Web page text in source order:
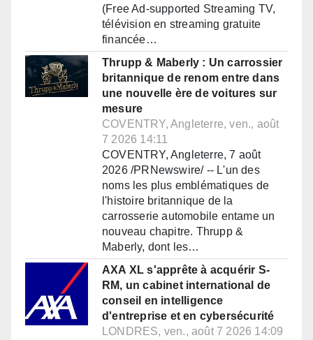
(Free Ad-supported Streaming TV,
télévision en streaming gratuite
financée…
Thrupp & Maberly : Un carrossier
britannique de renom entre dans
une nouvelle ère de voitures sur
mesure
COVENTRY, Angleterre, ven., août
7 2026 14:11
COVENTRY, Angleterre, 7 août
2026 /PRNewswire/ -- L'un des
noms les plus emblématiques de
l'histoire britannique de la
carrosserie automobile entame un
nouveau chapitre. Thrupp &
Maberly, dont les…
AXA XL s'apprête à acquérir S-
RM, un cabinet international de
conseil en intelligence
d'entreprise et en cybersécurité
LONDRES, ven., août 7 2026 14:09